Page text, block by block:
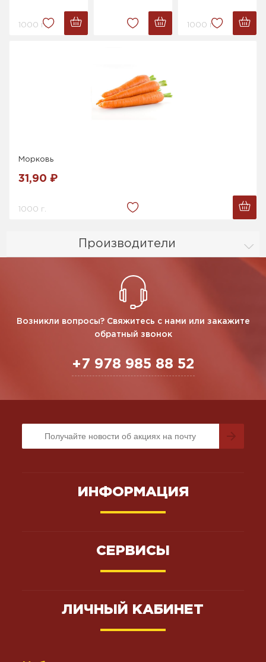
Производители
1000 г. 1000 г.
Морковь
31,90 ₽
1000 г.
Возникли вопросы? Свяжитесь с нами или закажите
обратный звонок
+7 978 985 88 52
ИНФОРМАЦИЯ
СЕРВИСЫ
ЛИЧНЫЙ КАБИНЕТ